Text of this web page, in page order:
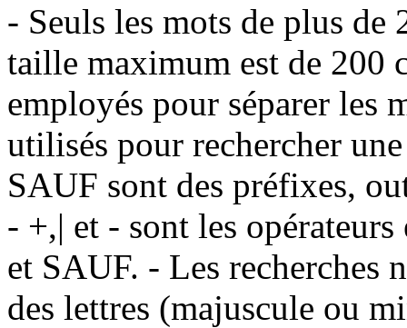
- Seuls les mots de plus de
taille maximum est de 200
employés pour séparer les
utilisés pour rechercher
SAUF sont des préfixes,
- +,| et - sont les
et SAUF. - Les recherches
des lettres (majuscule ou